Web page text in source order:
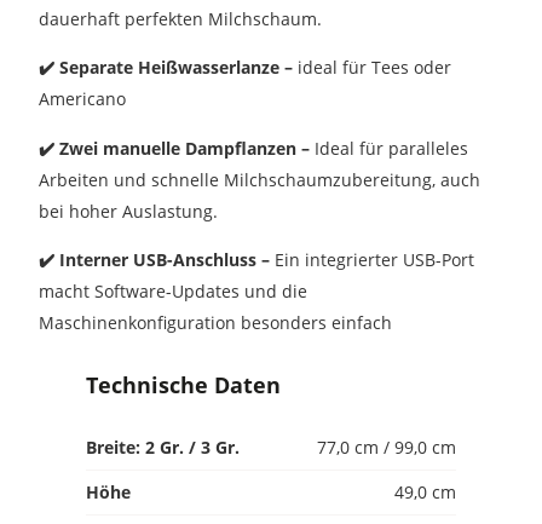
dauerhaft perfekten Milchschaum.
✔️ Separate Heißwasserlanze – ideal für Tees oder
Americano
✔️ Zwei manuelle Dampflanzen – Ideal für paralleles
Arbeiten und schnelle Milchschaumzubereitung, auch
bei hoher Auslastung.
✔️ Interner USB-Anschluss – Ein integrierter USB-Port
macht Software-Updates und die
Maschinenkonfiguration besonders einfach
Technische Daten
Breite: 2 Gr. / 3 Gr.
77,0 cm / 99,0 cm
Höhe
49,0 cm